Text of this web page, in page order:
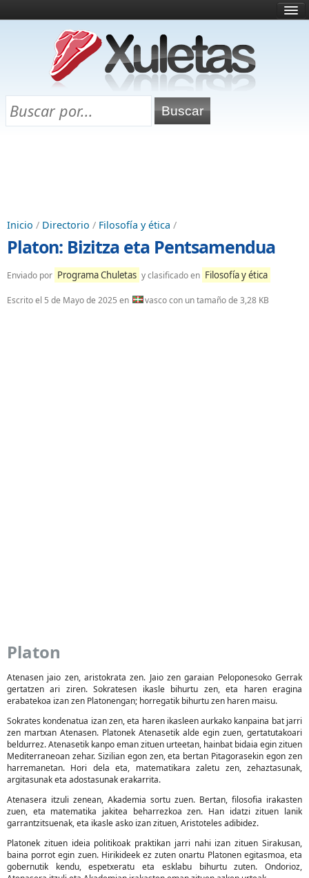
¿Qué es esto?
Directorio
Chuletas para exámenes
Inicio / Directorio / Filosofía y ética /
Platon: Bizitza eta Pentsamendua
Enviado por Programa Chuletas y clasificado en Filosofía y ética
Escrito el 5 de Mayo de 2025 en vasco con un tamaño de 3,28 KB
Platon
Atenasen jaio zen, aristokrata zen. Jaio zen garaian Peloponesoko Gerrak
gertatzen ari ziren. Sokratesen ikasle bihurtu zen, eta haren eragina
erabatekoa izan zen Platonengan; horregatik bihurtu zen haren maisu.
Sokrates kondenatua izan zen, eta haren ikasleen aurkako kanpaina bat jarri
zen martxan Atenasen. Platonek Atenasetik alde egin zuen, gertatutakoari
beldurrez. Atenasetik kanpo eman zituen urteetan, hainbat bidaia egin zituen
Mediterraneoan zehar. Sizilian egon zen, eta bertan Pitagorasekin egon zen
harremanetan. Hori dela eta, matematikara zaletu zen, zehaztasunak,
argitasunak eta adostasunak erakarrita.
Atenasera itzuli zenean, Akademia sortu zuen. Bertan, filosofia irakasten
zuen, eta matematika jakitea beharrezkoa zen. Han idatzi zituen lanik
garrantzitsuenak, eta ikasle asko izan zituen, Aristoteles adibidez.
Platonek zituen ideia politikoak praktikan jarri nahi izan zituen Sirakusan,
baina porrot egin zuen. Hirikideek ez zuten onartu Platonen egitasmoa, eta
gobernutik kendu, espetxeratu eta esklabu bihurtu zuten. Ondorioz,